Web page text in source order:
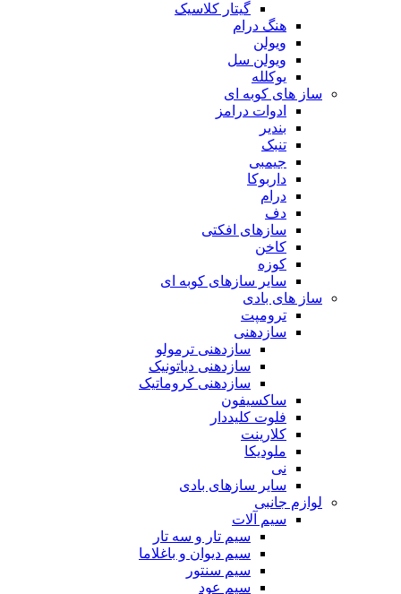
گیتار کلاسیک
هنگ درام
ویولن
ویولن سل
یوکلله
ساز های کوبه ای
ادوات درامز
بندیر
تنبک
جیمبی
داربوکا
درام
دف
سازهای افکتی
کاخن
کوزه
سایر سازهای کوبه ای
ساز های بادی
ترومپت
سازدهنی
سازدهنی ترمولو
سازدهنی دیاتونیک
سازدهنی کروماتیک
ساکسیفون
فلوت کلیددار
کلارینت
ملودیکا
نی
سایر سازهای بادی
لوازم جانبی
سیم آلات
سیم تار و سه تار
سیم دیوان و باغلاما
سیم سنتور
سیم عود